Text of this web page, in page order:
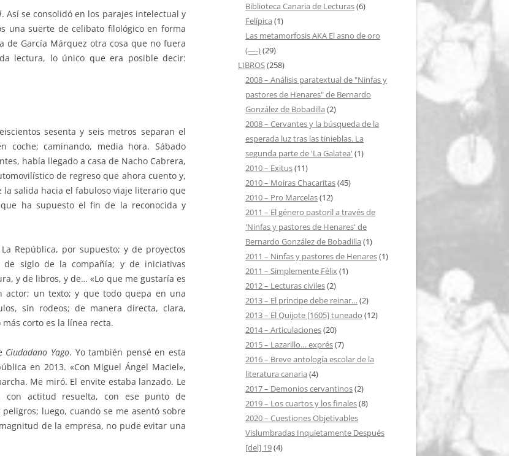
. Así se consolidó en los parajes intelectual y
una suerte de celibato filológico en forma
de García Márquez otra cosa que no fuera
lectura, lo único que era posible decir:
sesenta y seis metros separan el
coche; caminando, media hora. Sábado
había llegado a casa de Nacho Cabrera,
de regreso que ahora cuento y,
salida hacia el fabuloso viaje literario que
ha supuesto el fin de la reconocida y
República, por supuesto; y de proyectos
siglo de la compañía; y de iniciativas
y de libros, y de… «Lo que me gustaría es
actor; un texto; y que todo quepa en una
sin rodeos; de manera directa, clara,
corto es la línea recta.
Ciudadano Yago. Yo también pensé en esta
en 2013. «Con Miguel Ángel Maciel»,
Me miró. El envite estaba lanzado. Le
actitud resuelta, con ese punto de
luego, cuando se me asentó sobre
de la empresa, no pude evitar una
Biblioteca Canaria de Lecturas(6)
Felípica (1)
Las metamorfosis AKA El asno de oro
(—-)(29)
LIBROS(258)
2008 – Análisis paratextual de "Ninfas y
pastores de Henares" de Bernardo
González de Bobadilla (2)
2008 – Cervantes y la búsqueda de la
esperada luz tras las tinieblas. La
segunda parte de 'La Galatea' (1)
2010 – Exitus(11)
2010 – Moiras Chacaritas(45)
2010 – Pro Marcelas(12)
2011 – El género pastoril a través de
'Ninfas y pastores de Henares' de
Bernardo González de Bobadilla (1)
2011 – Ninfas y pastores de Henares(1)
2011 – Simplemente Félix(1)
2012 – Lecturas civiles(2)
2013 – El príncipe debe reinar… (2)
2013 – El Quijote [1605] tuneado (12)
2014 – Articulaciones(20)
2015 – Lazarillo… exprés(7)
2016 – Breve antología escolar de la
literatura canaria (4)
2017 – Demonios cervantinos(2)
2019 – Los cuartos y los finales(8)
2020 – Cuestiones Objetivables
Vislumbradas Inquietamente Después
[del] 19(4)